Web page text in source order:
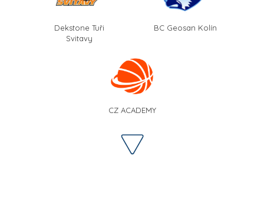
Dekstone Tuři
Svitavy
BC Geosan Kolín
CZ ACADEMY